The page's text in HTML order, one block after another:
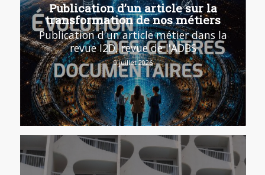
Publication d’un article sur la
transformation de nos métiers
Publication d'un article métier dans la
revue I2D, revue de l'ADBS
9 juillet 2026